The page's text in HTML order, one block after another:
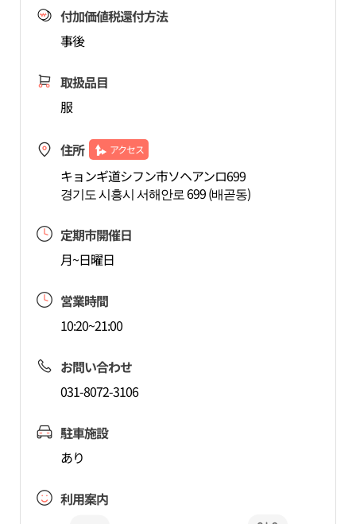
付加価値税還付方法
事後
取扱品目
服
住所 アクセス
キョンギ道シフン市ソヘアンロ699
경기도 시흥시 서해안로 699 (배곧동)
定期市開催日
月~日曜日
営業時間
10:20~21:00
お問い合わせ
031-8072-3106
駐車施設
あり
利用案内